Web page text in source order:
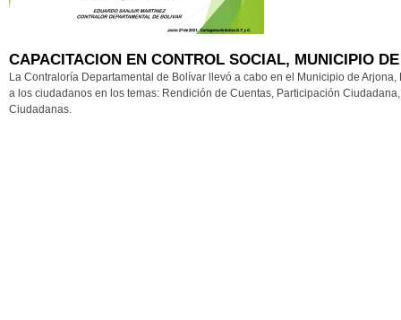
CAPACITACION EN CONTROL SOCIAL, MUNICIPIO
La Contraloría Departamental de Bolívar llevó a cabo en el Municipio de
a los ciudadanos en los temas: Rendición de Cuentas, Participación
Ciudadanas.